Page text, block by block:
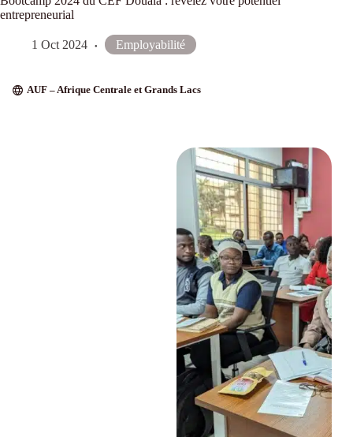
entrepreneurial
1 Oct 2024 Employabilité
AUF – Afrique Centrale et Grands Lacs